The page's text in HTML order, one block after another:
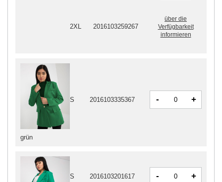
grün
S 2016103335367 - +
S 2016103201617 - +
2XL 2016103259267
über die
Verfügbarkeit
informieren